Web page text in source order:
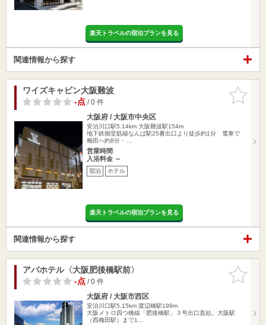
楽天トラベルの宿泊プランを見る
関連情報から探す
お気に入
りに追加
ワイズキャビン大阪難波
-点/ 0 件
大阪府 / 大阪市中央区
安治川口駅5.14km 大阪難波駅154m
地下鉄御堂筋線なんば駅25番出口より徒歩約1分 電車で
梅田へ約8分・…
営業時間
入浴料金 ～
宿泊 ホテル
楽天トラベルの宿泊プランを見る
関連情報から探す
お気に入
りに追加
アパホテル〈大阪肥後橋駅前〉
-点/ 0 件
大阪府 / 大阪市西区
安治川口駅5.15km 渡辺橋駅199m
大阪メトロ四つ橋線「肥後橋駅」３号出口直結。大阪駅
（西梅田駅）まで1…